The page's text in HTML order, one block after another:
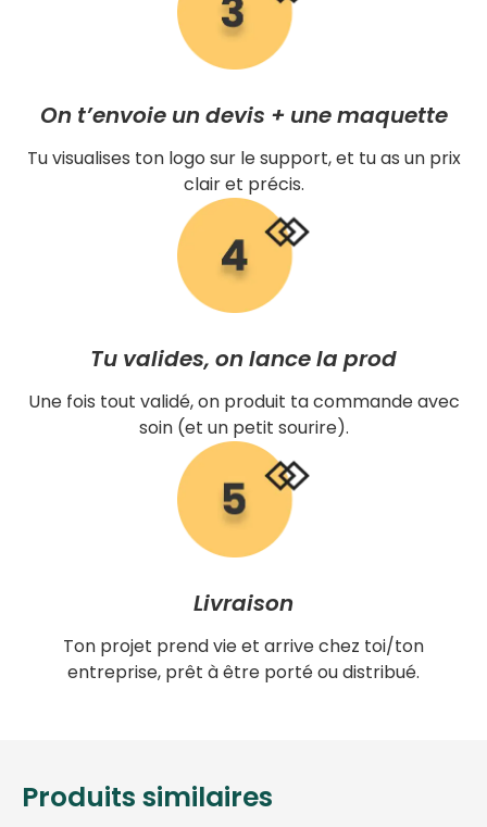
On t’envoie un devis + une maquette
Tu visualises ton logo sur le support, et tu as un prix
clair et précis.
Tu valides, on lance la prod
Une fois tout validé, on produit ta commande avec
soin (et un petit sourire).
Livraison
Ton projet prend vie et arrive chez toi/ton
entreprise, prêt à être porté ou distribué.
Produits similaires